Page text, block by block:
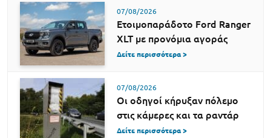
07/08/2026
Ετοιμοπαράδοτο Ford Ranger
XLT με προνόμια αγοράς
Δείτε περισσότερα >
07/08/2026
Οι οδηγοί κήρυξαν πόλεμο
στις κάμερες και τα ραντάρ
Δείτε περισσότερα >